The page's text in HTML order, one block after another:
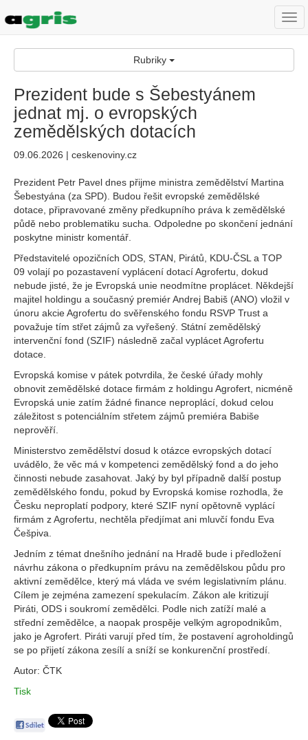
Rubriky
Prezident bude s Šebestyánem
jednat mj. o evropských
zemědělských dotacích
09.06.2026 | ceskenoviny.cz
Prezident Petr Pavel dnes přijme ministra zemědělství Martina
Šebestyána (za SPD). Budou řešit evropské zemědělské
dotace, připravované změny předkupního práva k zemědělské
půdě nebo problematiku sucha. Odpoledne po skončení jednání
poskytne ministr komentář.
Představitelé opozičních ODS, STAN, Pirátů, KDU-ČSL a TOP
09 volají po pozastavení vyplácení dotací Agrofertu, dokud
nebude jisté, že je Evropská unie neodmítne proplácet. Někdejší
majitel holdingu a současný premiér Andrej Babiš (ANO) vložil v
únoru akcie Agrofertu do svěřenského fondu RSVP Trust a
považuje tím střet zájmů za vyřešený. Státní zemědělský
intervenční fond (SZIF) následně začal vyplácet Agrofertu
dotace.
Evropská komise v pátek potvrdila, že české úřady mohly
obnovit zemědělské dotace firmám z holdingu Agrofert, nicméně
Evropská unie zatím žádné finance neproplácí, dokud celou
záležitost s potenciálním střetem zájmů premiéra Babiše
neprověří.
Ministerstvo zemědělství dosud k otázce evropských dotací
uvádělo, že věc má v kompetenci zemědělský fond a do jeho
činnosti nebude zasahovat. Jaký by byl případně další postup
zemědělského fondu, pokud by Evropská komise rozhodla, že
Česku neproplatí podpory, které SZIF nyní opětovně vyplácí
firmám z Agrofertu, nechtěla předjímat ani mluvčí fondu Eva
Češpiva.
Jedním z témat dnešního jednání na Hradě bude i předložení
návrhu zákona o předkupním právu na zemědělskou půdu pro
aktivní zemědělce, který má vláda ve svém legislativním plánu.
Cílem je zejména zamezení spekulacím. Zákon ale kritizují
Piráti, ODS i soukromí zemědělci. Podle nich zatíží malé a
střední zemědělce, a naopak prospěje velkým agropodnikům,
jako je Agrofert. Piráti varují před tím, že postavení agroholdingů
se po přijetí zákona zesílí a sníží se konkurenční prostředí.
Autor: ČTK
Tisk